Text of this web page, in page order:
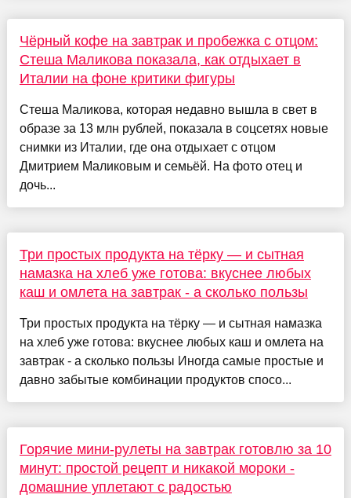
Чёрный кофе на завтрак и пробежка с отцом:
Стеша Маликова показала, как отдыхает в
Италии на фоне критики фигуры
Стеша Маликова, которая недавно вышла в свет в
образе за 13 млн рублей, показала в соцсетях новые
снимки из Италии, где она отдыхает с отцом
Дмитрием Маликовым и семьёй. На фото отец и
дочь...
Три простых продукта на тёрку — и сытная
намазка на хлеб уже готова: вкуснее любых
каш и омлета на завтрак - а сколько пользы
Три простых продукта на тёрку — и сытная намазка
на хлеб уже готова: вкуснее любых каш и омлета на
завтрак - а сколько пользы Иногда самые простые и
давно забытые комбинации продуктов спосо...
Горячие мини-рулеты на завтрак готовлю за 10
минут: простой рецепт и никакой мороки -
домашние уплетают с радостью